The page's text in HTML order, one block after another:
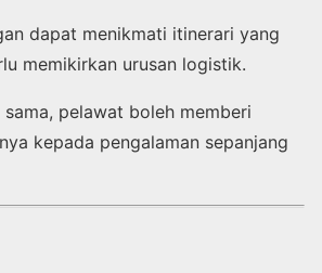
dapat menikmati itinerari yang
memikirkan urusan logistik.
pelawat boleh memberi
kepada pengalaman sepanjang